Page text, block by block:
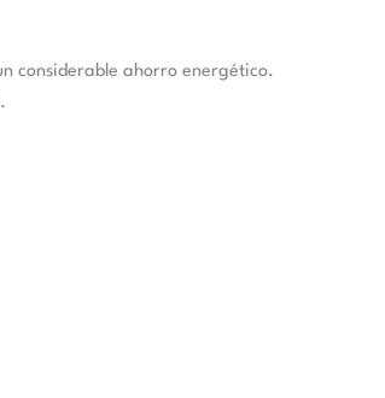
considerable ahorro energético.